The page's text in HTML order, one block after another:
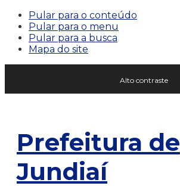
Pular para o conteúdo
Pular para o menu
Pular para a busca
Mapa do site
Alto contraste
Prefeitura de
Jundiaí